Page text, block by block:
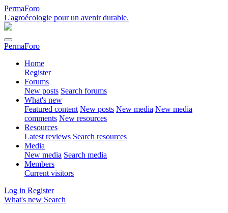
PermaForo
L'agroécologie pour un avenir durable.
PermaForo
Home
Register
Forums
New posts Search forums
What's new
Featured content New posts New media New media
comments New resources
Resources
Latest reviews Search resources
Media
New media Search media
Members
Current visitors
Log in Register
What's new Search